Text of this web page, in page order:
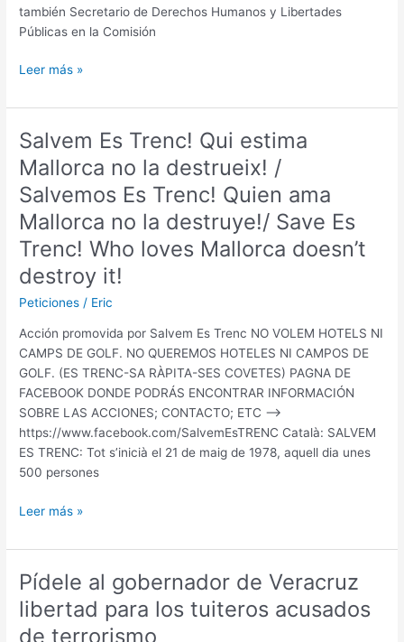
también Secretario de Derechos Humanos y Libertades
Públicas en la Comisión
Exige
LIBERTAD
Dr.
WENCESLAO
MANSOGO
Leer más »
Salvem Es Trenc! Qui estima
Mallorca no la destrueix! /
Salvemos Es Trenc! Quien ama
Mallorca no la destruye!/ Save Es
Trenc! Who loves Mallorca doesn’t
destroy it!
Peticiones / Eric
Acción promovida por Salvem Es Trenc NO VOLEM HOTELS NI
CAMPS DE GOLF. NO QUEREMOS HOTELES NI CAMPOS DE
GOLF. (ES TRENC-SA RÀPITA-SES COVETES) PAGNA DE
FACEBOOK DONDE PODRÁS ENCONTRAR INFORMACIÓN
SOBRE LAS ACCIONES; CONTACTO; ETC —->
https://www.facebook.com/SalvemEsTRENC Català: SALVEM
ES TRENC: Tot s’inicià el 21 de maig de 1978, aquell dia unes
500 persones
Salvem
Trenc!
Qui
estima
Mallorca
no
Leer más »
Pídele al gobernador de Veracruz
libertad para los tuiteros acusados
de terrorismo